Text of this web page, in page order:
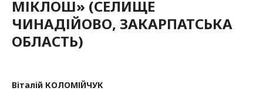
МІКЛОШ» (СЕЛИЩЕ
ЧИНАДІЙОВО, ЗАКАРПАТСЬКА
ОБЛАСТЬ)
Віталій КОЛОМІЙЧУК